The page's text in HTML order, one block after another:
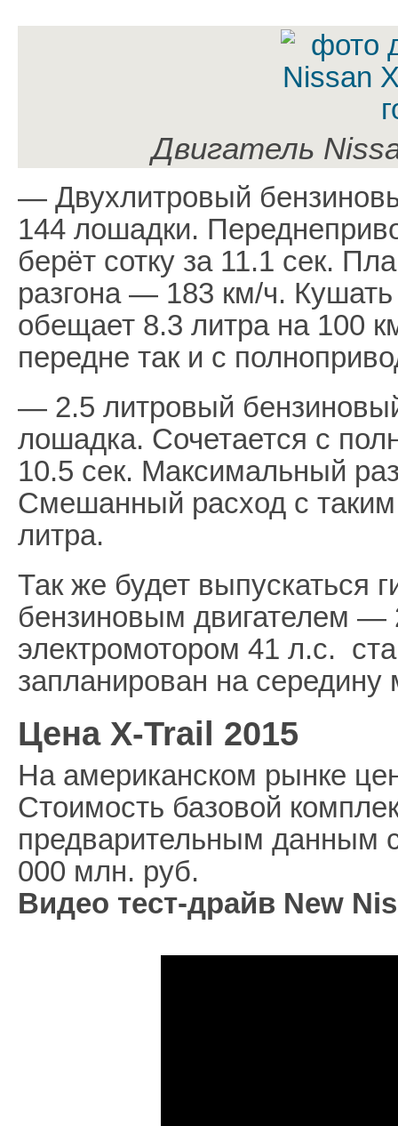
Двигатель
— Двухлитровый
144 лошадки.
берёт сотку за 11.1 сек.
разгона — 183 км/ч. Кушать
обещает 8.3 литра на 100
передне так и с
— 2.5 литровый
лошадка. Сочетается с
10.5 сек. Максимальный
Смешанный расход с
литра.
Так же будет выпускаться
бензиновым двигателем —
электромотором 41 л.с.
запланирован на середину
Цена X-Trail 2015
На американском рынке
Стоимость базовой
предварительным данным
000 млн. руб.
Видео тест-драйв New